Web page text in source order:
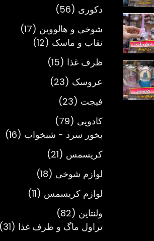
دکوری 56
56
محصول
شوخی و هالووین 17
17
نقاب و ماسک 12
12
ظرف غذا 15
15
محصول
عروسک 23
23
فیجت 23
23
محصول
کادویی 79
79
محصول
بخور سرد - شبخواب 16
16
کریسمس 21
21
محصول
لوازم شوخی 18
18
محصول
لوازم کریسمس 11
11
ولنتاین 82
82
محصول
تراول ماگ و ظرف غذا 31